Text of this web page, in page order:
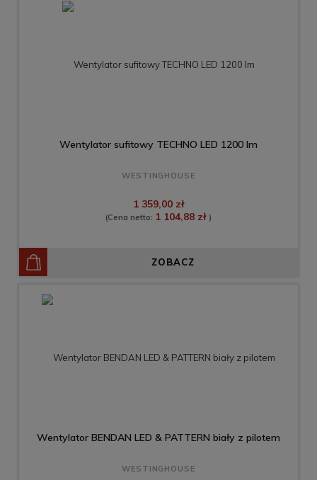
Wentylator sufitowy TECHNO LED 1200 lm
WESTINGHOUSE
1 359,00 zł
(Cena netto: 1 104,88 zł )
ZOBACZ
Wentylator BENDAN LED & PATTERN biały z pilotem
WESTINGHOUSE